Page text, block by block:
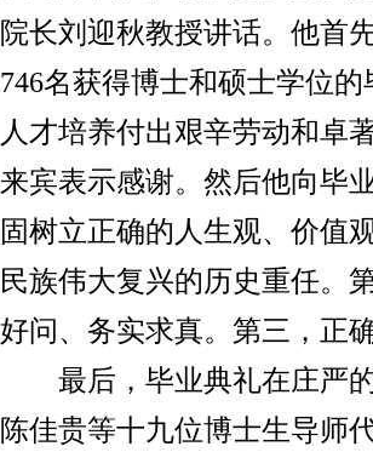
院长刘迎秋教授讲话。他首
746名获得博士和硕士学位
人才培养付出艰辛劳动和卓
来宾表示感谢。然后他向毕
固树立正确的人生观、价值
民族伟大复兴的历史重任。
好问、务实求真。第三，正
最后，毕业典礼在庄严的
陈佳贵等十九位博士生导师